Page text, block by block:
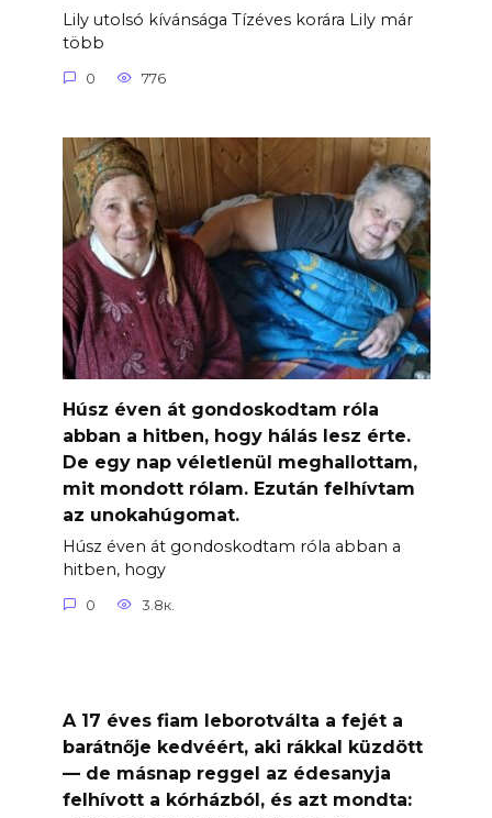
Lily utolsó kívánsága Tízéves korára Lily már
több
0 776
Húsz éven át gondoskodtam róla
abban a hitben, hogy hálás lesz érte.
De egy nap véletlenül meghallottam,
mit mondott rólam. Ezután felhívtam
az unokahúgomat.
Húsz éven át gondoskodtam róla abban a
hitben, hogy
0 3.8к.
A 17 éves fiam leborotválta a fejét a
barátnője kedvéért, aki rákkal küzdött
— de másnap reggel az édesanyja
felhívott a kórházból, és azt mondta: